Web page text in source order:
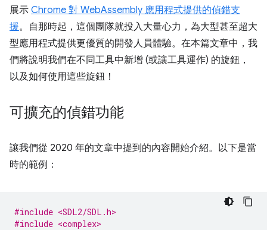
展示 Chrome 對 WebAssembly 應用程式提供的偵錯支
援。自那時起，這個團隊就投入大量心力，為大型甚至超大
型應用程式提供更優質的開發人員體驗。在本篇文章中，我
們將說明我們在不同工具中新增 (或讓工具運作) 的旋鈕，
以及如何使用這些旋鈕！
可擴充的偵錯功能
讓我們從 2020 年的文章中提到的內容開始介紹。以下是當
時的範例：
#include <SDL2/SDL.h>
#include <complex>